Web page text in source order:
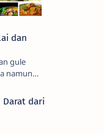
dan
gule
namun
untuk
ada…
Darat dari